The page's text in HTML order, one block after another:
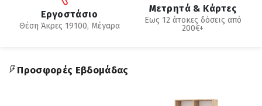
Εργοστάσιο
Θέση Άκρες 19100, Μέγαρα
Μετρητά & Κάρτες
Εως 12 άτοκες δόσεις από
200€+
Προσφορές Εβδομάδας